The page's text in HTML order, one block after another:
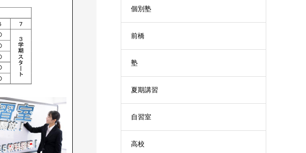
個別塾
前橋
塾
夏期講習
自習室
高校